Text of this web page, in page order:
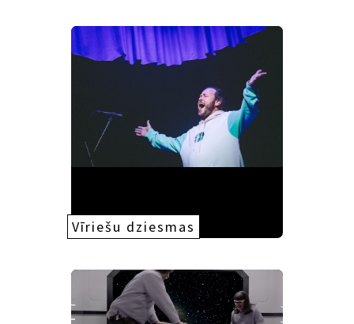
Vīriešu dziesmas